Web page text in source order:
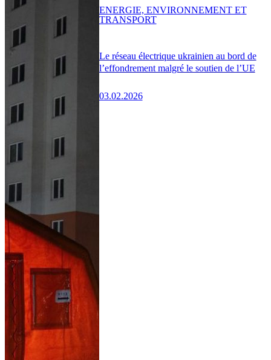
Le réseau électrique ukrainien au bord de
l’effondrement malgré le soutien de l’UE
03.02.2026
ENERGIE, ENVIRONNEMENT ET
TRANSPORT